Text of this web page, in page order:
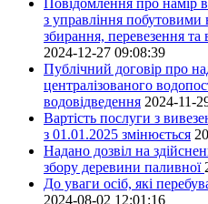
з управління побутовими
збирання, перевезення та
2024-12-27 09:08:39
Публічний договір про
централізованого
водовідведення 2024-11-
Вартість послуги з
з 01.01.2025 змінюється
Надано дозвіл на
збору деревини паливної
До уваги осіб, які
2024-08-02 12:01:16